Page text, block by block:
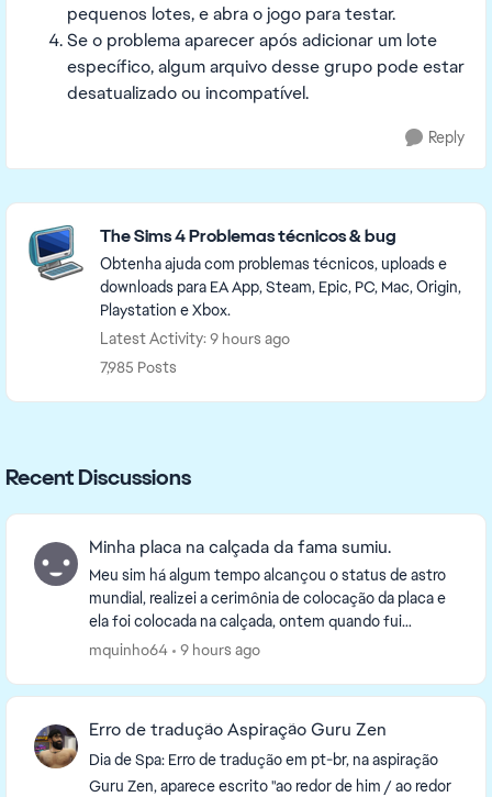
pequenos lotes, e abra o jogo para testar.
Se o problema aparecer após adicionar um lote
específico, algum arquivo desse grupo pode estar
desatualizado ou incompatível.
Reply
Featured Places
The Sims 4 Problemas técnicos & bug
Obtenha ajuda com problemas técnicos, uploads e
downloads para EA App, Steam, Epic, PC, Mac, Origin,
Playstation e Xbox.
Latest Activity: 9 hours ago
7,985 Posts
Recent Discussions
Minha placa na calçada da fama sumiu.
Meu sim há algum tempo alcançou o status de astro
mundial, realizei a cerimônia de colocação da placa e
ela foi colocada na calçada, ontem quando fui
verificar a placa simplesmente sumiu e não deixa...
mquinho64 9 hours ago
Erro de tradução Aspiração Guru Zen
Dia de Spa: Erro de tradução em pt-br, na aspiração
Guru Zen, aparece escrito "ao redor de him / ao redor